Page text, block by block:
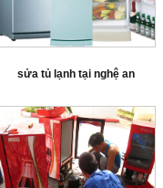
sửa tủ lạnh tại nghệ an